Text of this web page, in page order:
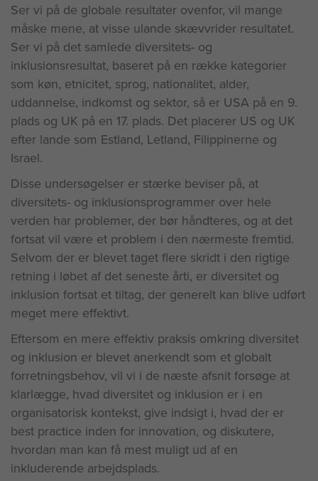
Ser vi på de globale resultater ovenfor, vil mange
måske mene, at visse ulande skævvrider resultatet.
Ser vi på det samlede diversitets- og
inklusionsresultat, baseret på en række kategorier
som køn, etnicitet, sprog, nationalitet, alder,
uddannelse, indkomst og sektor, så er USA på en 9.
plads og UK på en 17. plads. Det placerer US og UK
efter lande som Estland, Letland, Filippinerne og
Israel.
Disse undersøgelser er stærke beviser på, at
diversitets- og inklusionsprogrammer over hele
verden har problemer, der bør håndteres, og at det
fortsat vil være et problem i den nærmeste fremtid.
Selvom der er blevet taget flere skridt i den rigtige
retning i løbet af det seneste årti, er diversitet og
inklusion fortsat et tiltag, der generelt kan blive udført
meget mere effektivt.
Eftersom en mere effektiv praksis omkring diversitet
og inklusion er blevet anerkendt som et globalt
forretningsbehov, vil vi i de næste afsnit forsøge at
klarlægge, hvad diversitet og inklusion er i en
organisatorisk kontekst, give indsigt i, hvad der er
best practice inden for innovation, og diskutere,
hvordan man kan få mest muligt ud af en
inkluderende arbejdsplads.